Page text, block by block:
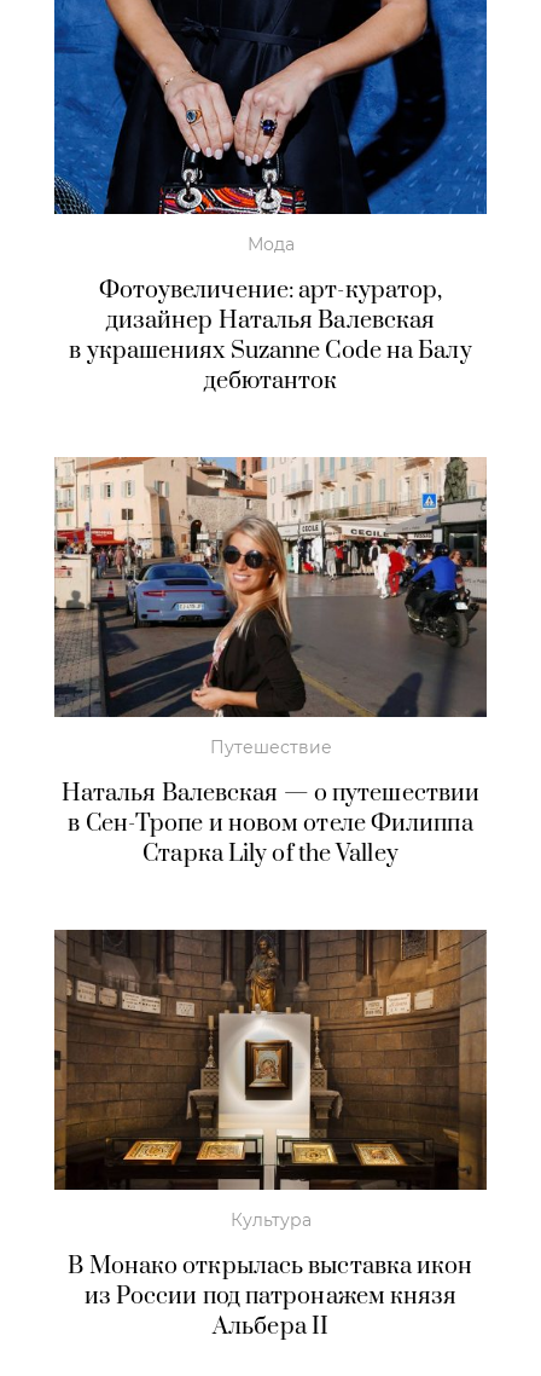
Мода
Фотоувеличение: арт-куратор,
дизайнер Наталья Валевская
в украшениях Suzanne Code на Балу
дебютанток
Путешествие
Наталья Валевская — о путешествии
в Сен-Тропе и новом отеле Филиппа
Старка Lily of the Valley
Культура
В Монако открылась выставка икон
из России под патронажем князя
Альбера II